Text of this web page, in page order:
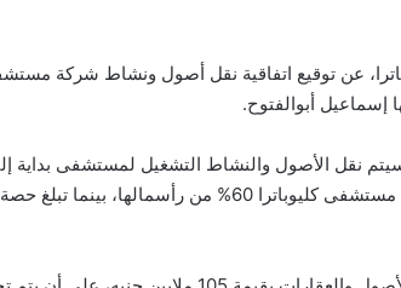
عن توقيع اتفاقية نقل أصول ونشاط شركة
إسماعيل أبوالفتوح.
سيتم نقل الأصول والنشاط التشغيل لمستشفى بداية
جديدة تحت التأسيس، على أن يبلغ إجمالي حصة شركة مستشفى كليوباترا 60% من رأسمالها، بينما تبلغ حصة